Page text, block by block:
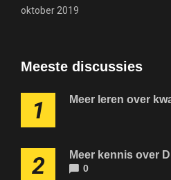
oktober 2019
Meeste discussies
1 Meer leren over
2 Meer kennis over
0